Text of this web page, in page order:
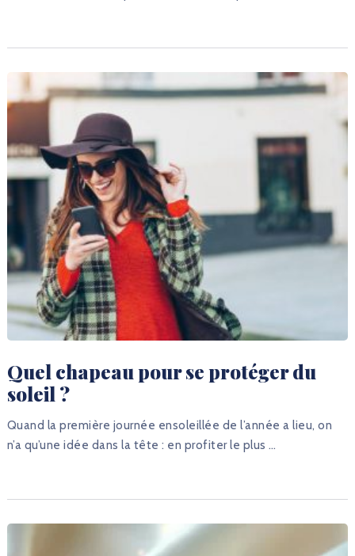
Quel chapeau pour se protéger du
soleil ?
Quand la première journée ensoleillée de l’année a lieu, on
n’a qu’une idée dans la tête : en profiter le plus …